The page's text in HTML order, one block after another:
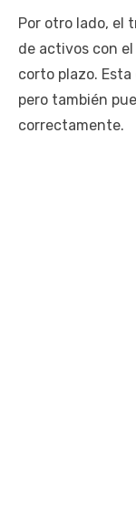
Por otro lado, el
de activos con
corto plazo.
pero también
correctamente.